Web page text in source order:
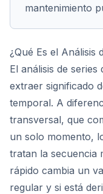
mantenimiento
¿Qué Es el Análisis
El análisis de series
extraer significado
temporal. A
transversal, que
un solo momento,
tratan la secuencia
rápido cambia un
regular y si está